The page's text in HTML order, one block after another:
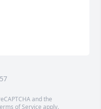
and the
of Service apply.